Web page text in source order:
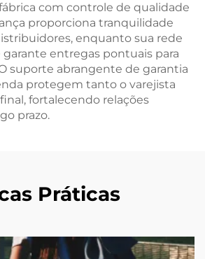
com controle de qualidade
proporciona tranquilidade
enquanto sua rede
entregas pontuais para
suporte abrangente de garantia
protegem tanto o varejista
fortalecendo relações
prazo.
Práticas